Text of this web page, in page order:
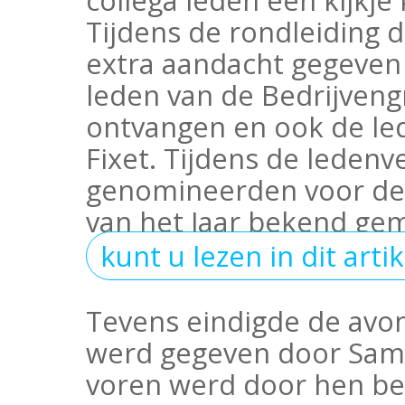
Tijdens de rondleiding
extra aandacht
leden van de
ontvangen en ook de
Fixet. Tijdens de
genomineerden voor
van het Jaar bekend
kunt u lezen in dit
Tevens eindigde de
werd gegeven door
voren werd door hen